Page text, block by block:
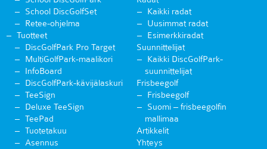
School DiscGolfSet
Retee-ohjelma
Tuotteet
DiscGolfPark Pro Target
MultiGolfPark-maalikori
InfoBoard
DiscGolfPark-kävijälaskuri
TeeSign
Deluxe TeeSign
TeePad
Tuotetakuu
Asennus
Kaikki radat
Uusimmat radat
Esimerkkiradat
Suunnittelijat
Kaikki DiscGolfPark-
suunnittelijat
Frisbeegolf
Frisbeegolf
Suomi – frisbeegolfin
mallimaa
Artikkelit
Yhteys